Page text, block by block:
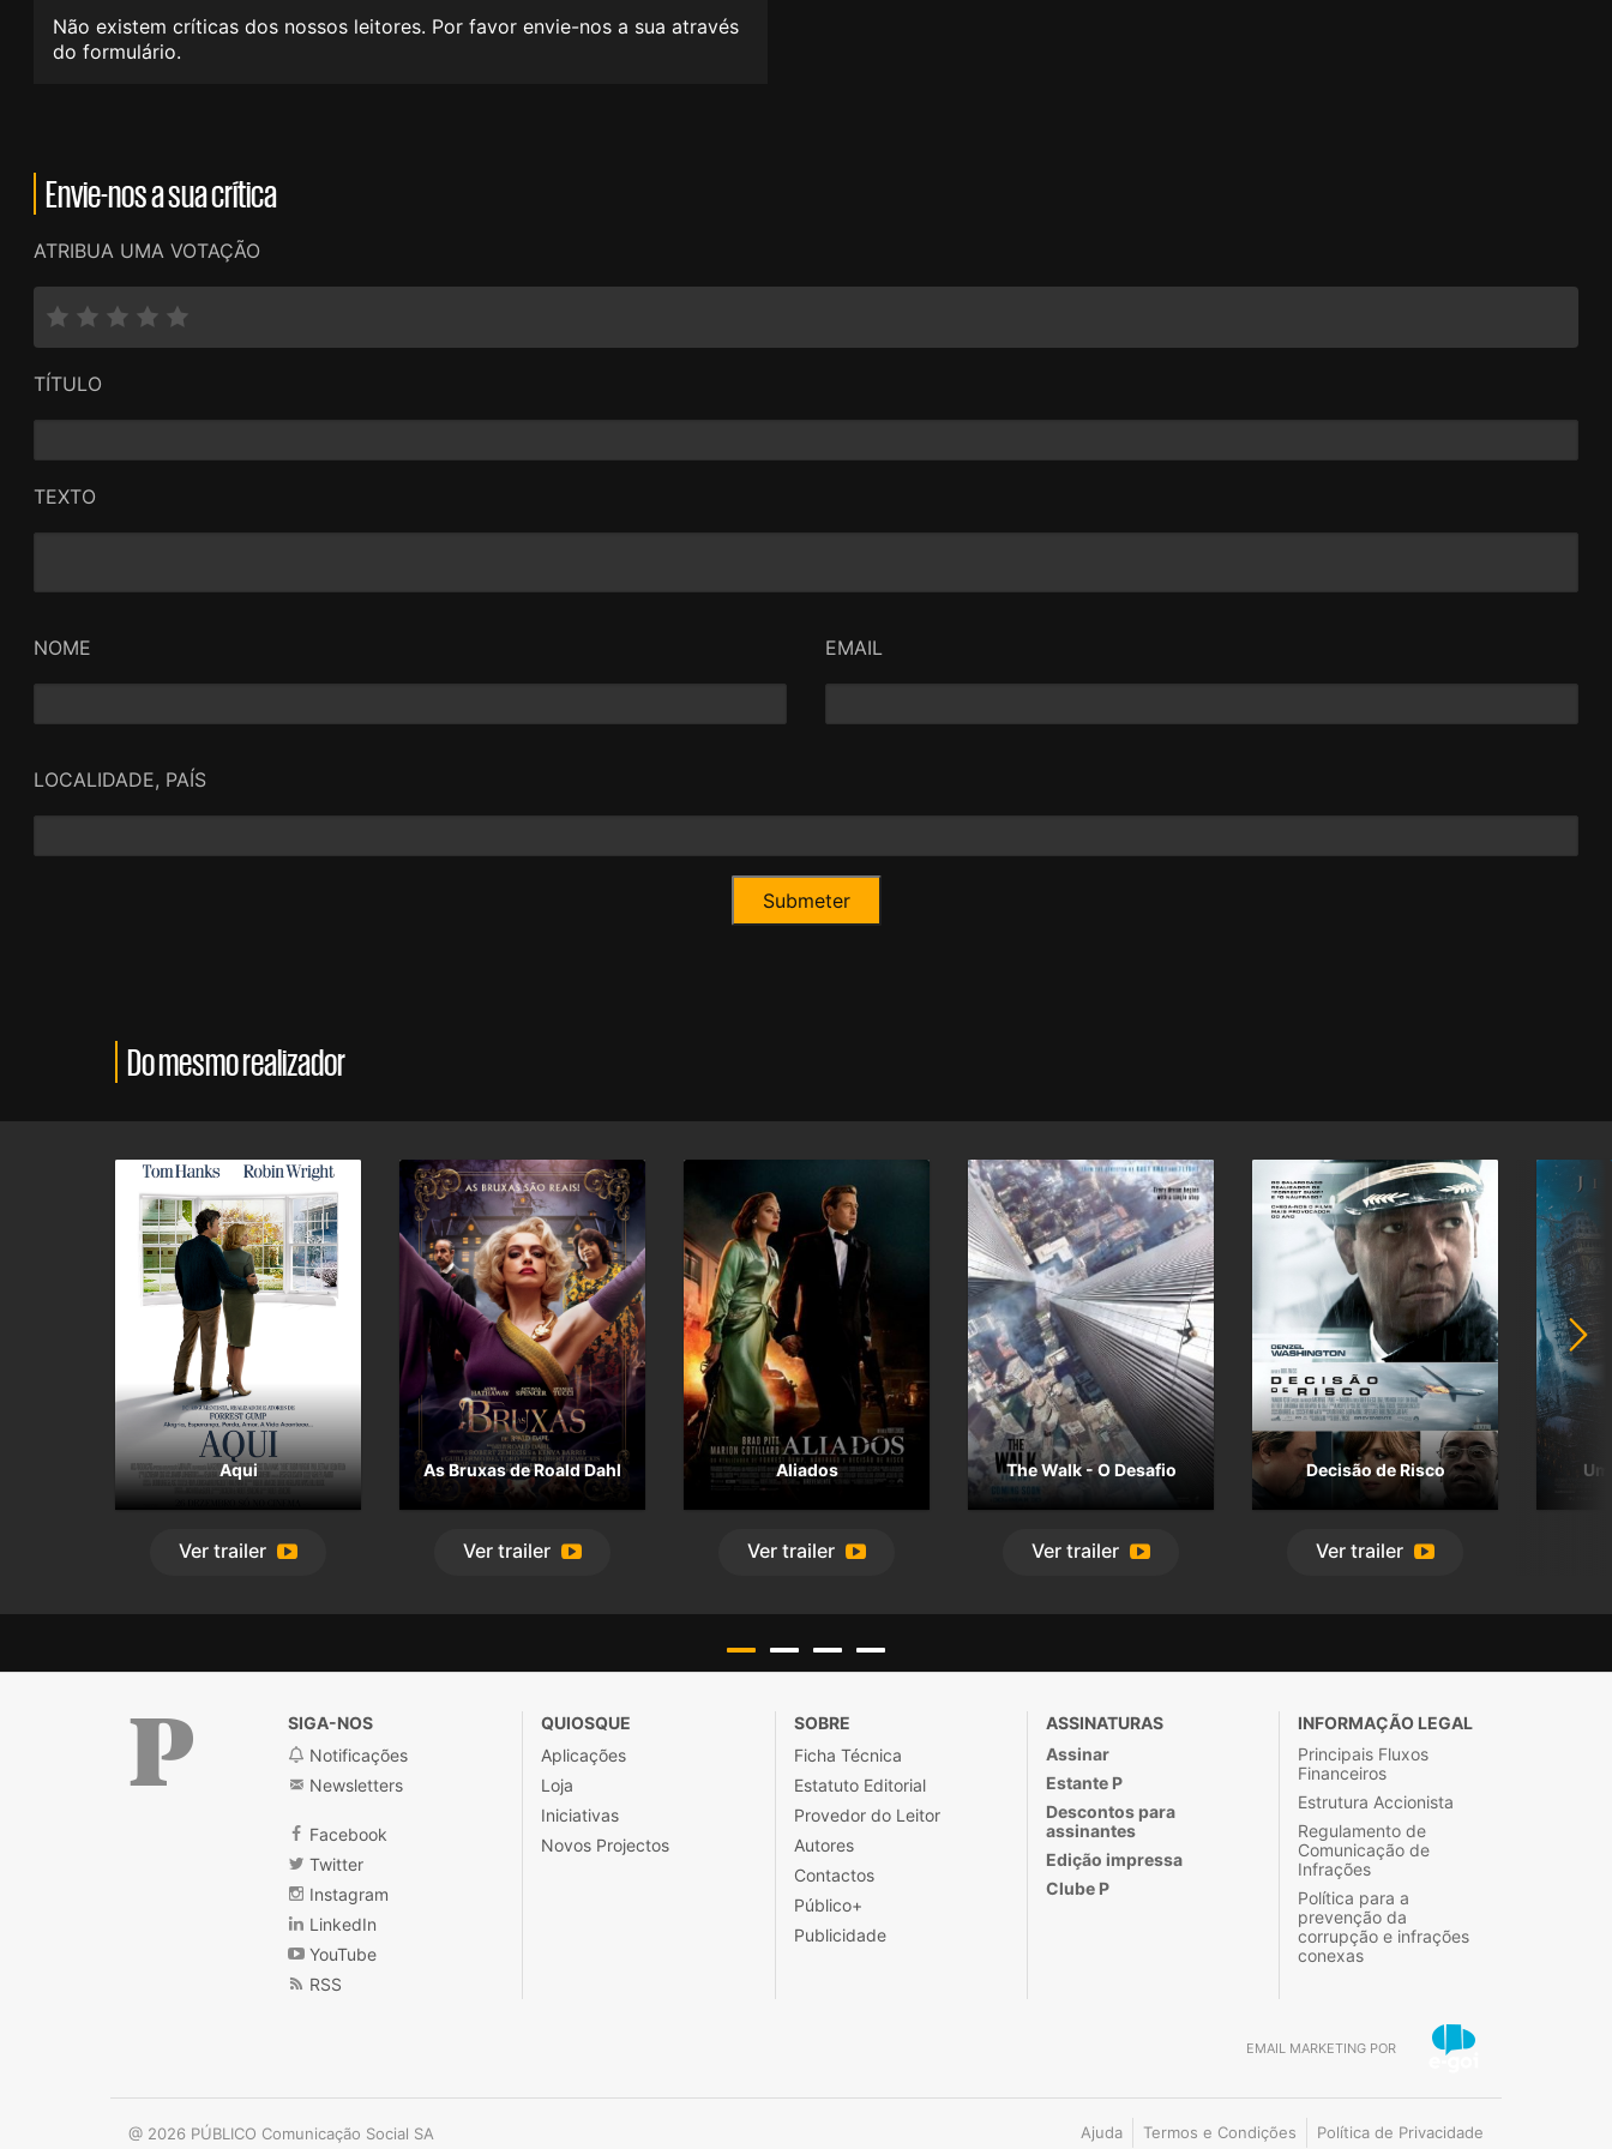
Não existem críticas dos nossos leitores. Por favor envie-nos a sua através
do formulário.
Envie-nos a sua crítica
ATRIBUA UMA VOTAÇÃO
TÍTULO
TEXTO
NOME EMAIL
LOCALIDADE, PAÍS
Do mesmo realizador
Aqui
Ver trailer
As Bruxas de Roald Dahl
Ver trailer
Aliados
Ver trailer
The Walk - O Desafio
Ver trailer
Decisão de Risco
Ver trailer
Público
SIGA-NOS
Notificações
Newsletters
Facebook
Twitter
Instagram
LinkedIn
YouTube
RSS
QUIOSQUE
Aplicações
Loja
Iniciativas
Novos Projectos
SOBRE
Ficha Técnica
Estatuto Editorial
Provedor do Leitor
Autores
Contactos
Público+
Publicidade
ASSINATURAS
Assinar
Estante P
Descontos para
assinantes
Edição impressa
Clube P
INFORMAÇÃO LEGAL
Principais Fluxos
Financeiros
Estrutura Accionista
Regulamento de
Comunicação de
Infrações
Política para a
prevenção da
corrupção e infrações
conexas
EMAIL MARKETING POR
@ 2026 PÚBLICO Comunicação Social SA Ajuda Termos e Condições Política de Privacidade